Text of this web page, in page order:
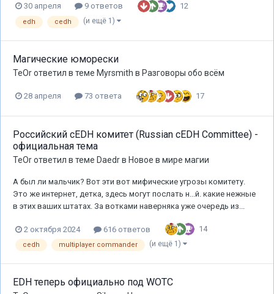
30 апреля 9 ответов 12
edh cedh (и ещё 1)
Магические юморески
TeOrответил в теме Myrsmith в Разговоры обо всём
28 апреля 73 ответа 17
Российский cEDH комитет (Russian cEDH Committee) -
официальная тема
TeOrответил в теме Daedrв Новое в мире магии
А был ли мальчик? Вот эти вот мифические угрозы комитету.
Это же интернет, детка, здесь могут послать н...й. какие нежные
в этих ваших штатах. За вотками наверняка уже очередь из...
2 октября 2024 616 ответов 14
cedh multiplayer commander (и ещё 1)
EDH теперь официально под WOTC